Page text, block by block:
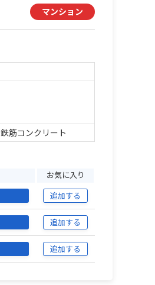
マンション
鉄筋コンクリート
お気に入り
追加する
追加する
追加する